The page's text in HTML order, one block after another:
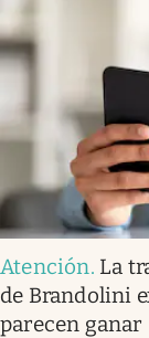
Atención. La
de Brandolini
parecen ganar